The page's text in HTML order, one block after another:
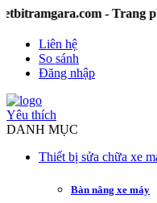
- Trang phân
Liên hệ
So sánh
Đăng nhập
Yêu thích
DANH MỤC
Thiết bị sửa chữa xe
Bàn nâng xe máy